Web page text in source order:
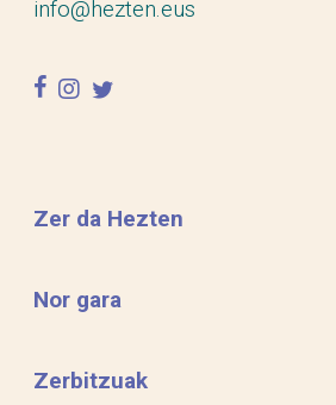
info@hezten.eus
facebook
instagram
twitter
Zer da Hezten
Nor gara
Zerbitzuak